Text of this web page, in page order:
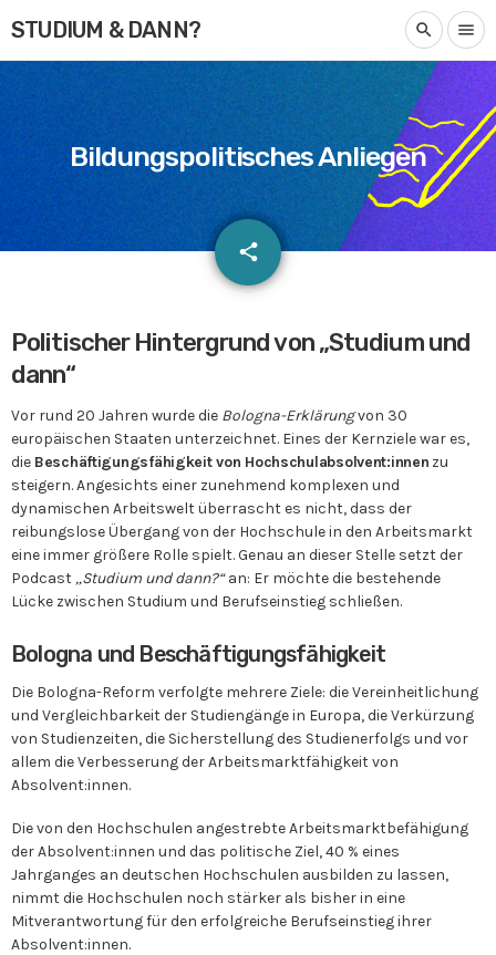
STUDIUM & DANN? search menu
Bildungspolitisches Anliegen
share
email
Politischer Hintergrund von „Studium und
dann“
Vor rund 20 Jahren wurde die Bologna-Erklärungvon 30
europäischen Staaten unterzeichnet. Eines der Kernziele war es,
die Beschäftigungsfähigkeit von Hochschulabsolvent:innen zu
steigern. Angesichts einer zunehmend komplexen und
dynamischen Arbeitswelt überrascht es nicht, dass der
reibungslose Übergang von der Hochschule in den Arbeitsmarkt
eine immer größere Rolle spielt. Genau an dieser Stelle setzt der
Podcast „Studium und dann?“an: Er möchte die bestehende
Lücke zwischen Studium und Berufseinstieg schließen.
Bologna und Beschäftigungsfähigkeit
Die Bologna-Reform verfolgte mehrere Ziele: die Vereinheitlichung
und Vergleichbarkeit der Studiengänge in Europa, die Verkürzung
von Studienzeiten, die Sicherstellung des Studienerfolgs und vor
allem die Verbesserung der Arbeitsmarktfähigkeit von
Absolvent:innen.
Die von den Hochschulen angestrebte Arbeitsmarktbefähigung
der Absolvent:innen und das politische Ziel, 40 % eines
Jahrganges an deutschen Hochschulen ausbilden zu lassen,
nimmt die Hochschulen noch stärker als bisher in eine
Mitverantwortung für den erfolgreiche Berufseinstieg ihrer
Absolvent:innen.